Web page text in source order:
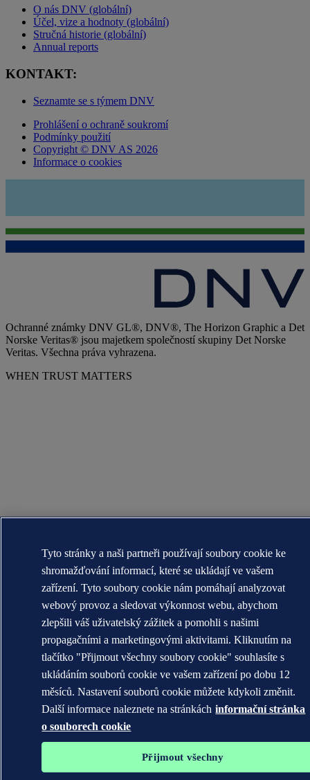
O nás DNV (globální)
Účel, vize a hodnoty (globální)
Stručná historie (globální)
Annual reports
KONTAKT:
Seznamte se s týmem DNV
Prohlášení o ochraně soukromí
Podmínky použití
Copyright © DNV AS 2026
Informace o cookies
Ochranné známky DNV GL®, DNV®, The Horizon Graphic a Det
Norske Veritas® jsou majetkem společností skupiny Det Norske
Veritas. Všechna práva vyhrazena.
WHEN TRUST MATTERS
Tyto stránky a naši partneři používají soubory cookie ke
shromažďování informací, které se ukládají ve vašem
zařízení. Tyto soubory cookie nám pomáhají analyzovat
webový provoz a sledovat výkonnost webu, abychom
zlepšili váš uživatelský zážitek a pomohli s našimi
propagačními a marketingovými aktivitami. Kliknutím na
tlačítko "Přijmout všechny soubory cookie" souhlasíte s
ukládáním souborů cookie ve vašem zařízení po dobu 12
měsíců. Nastavení souborů cookie můžete kdykoli změnit.
Další informace naleznete na stránkách informační stránka
o souborech cookie
Přijmout všechny